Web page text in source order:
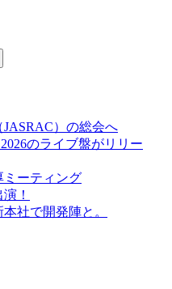
）の総会へ
のライブ盤がリリー
ミーティング
！
社で開発陣と。